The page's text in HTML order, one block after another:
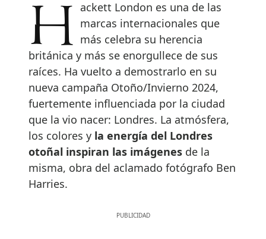
Hackett London es una de las marcas internacionales que
más celebra su herencia
británica y más se enorgullece de sus
raíces. Ha vuelto a demostrarlo en su
nueva campaña Otoño/Invierno 2024,
fuertemente influenciada por la ciudad
que la vio nacer: Londres. La atmósfera,
los colores y la energía del Londres
otoñal inspiran las imágenes de la
misma, obra del aclamado fotógrafo Ben
Harries.